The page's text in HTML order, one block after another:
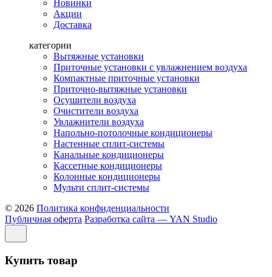
Новинки
Акции
Доставка
категории
Вытяжные установки
Приточные установки с увлажнением воздуха
Компактные приточные установки
Приточно-вытяжные установки
Осушители воздуха
Очистители воздуха
Увлажнители воздуха
Напольно-потолочные кондиционеры
Настенные сплит-системы
Канальные кондиционеры
Кассетные кондиционеры
Колонные кондиционеры
Мульти сплит-системы
© 2026 Политика конфиденциальности
Публичная оферта Разработка сайта — YAN Studio
Купить товар